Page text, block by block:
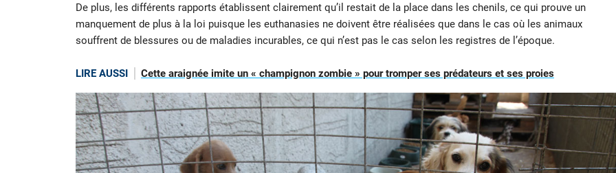
De plus, les différents rapports établissent clairement qu’il restait de la place dans les chenils, ce qui prouve un
manquement de plus à la loi puisque les euthanasies ne doivent être réalisées que dans le cas où les animaux
souffrent de blessures ou de maladies incurables, ce qui n’est pas le cas selon les registres de l’époque.
LIRE AUSSI Cette araignée imite un « champignon zombie » pour tromper ses prédateurs et ses proies